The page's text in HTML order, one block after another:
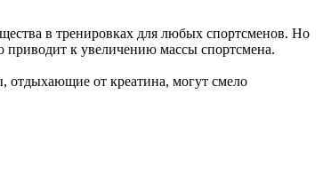
в тренировках для любых спортсменов. Но
приводит к увеличению массы спортсмена.
отдыхающие от креатина, могут смело